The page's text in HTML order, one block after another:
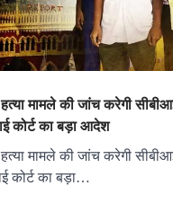
मामले की जांच करेगी
कोर्ट का बड़ा आदेश
मामले की जांच करेगी
कोर्ट का बड़ा…